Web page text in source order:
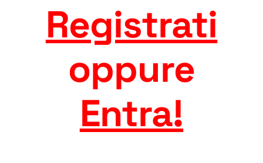
Registrati
oppure
Entra!